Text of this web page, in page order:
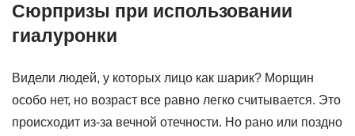
Сюрпризы при использовании
гиалуронки
Видели людей, у которых лицо как шарик? Морщин
особо нет, но возраст все равно легко считывается. Это
происходит из-за вечной отечности. Но рано или поздно